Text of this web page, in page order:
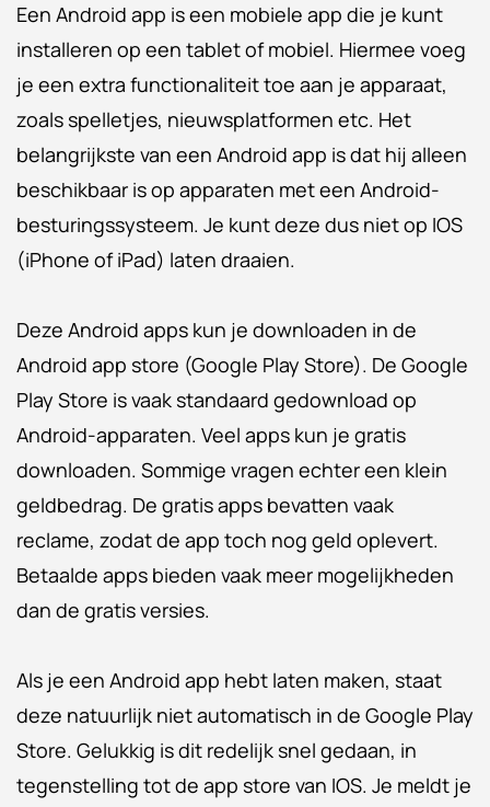
Een Android app is een mobiele app die je kunt
installeren op een tablet of mobiel. Hiermee voeg
je een extra functionaliteit toe aan je apparaat,
zoals spelletjes, nieuwsplatformen etc. Het
belangrijkste van een Android app is dat hij alleen
beschikbaar is op apparaten met een Android-
besturingssysteem. Je kunt deze dus niet op IOS
(iPhone of iPad) laten draaien.
Deze Android apps kun je downloaden in de
Android app store (Google Play Store). De Google
Play Store is vaak standaard gedownload op
Android-apparaten. Veel apps kun je gratis
downloaden. Sommige vragen echter een klein
geldbedrag. De gratis apps bevatten vaak
reclame, zodat de app toch nog geld oplevert.
Betaalde apps bieden vaak meer mogelijkheden
dan de gratis versies.
Als je een Android app hebt laten maken, staat
deze natuurlijk niet automatisch in de Google Play
Store. Gelukkig is dit redelijk snel gedaan, in
tegenstelling tot de app store van IOS. Je meldt je